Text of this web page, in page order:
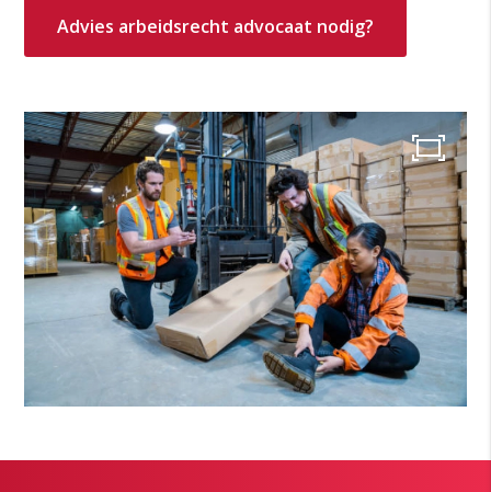
Advies arbeidsrecht advocaat nodig?